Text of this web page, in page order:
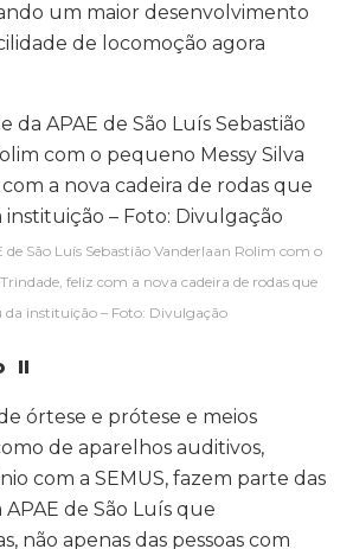
um maior desenvolvimento
de locomoção agora
de São Luís Sebastião Vanderlaan Rolim com o
feliz com a nova cadeira de rodas que
da instituição – Foto: Divulgação
II
órtese e prótese e meios
de aparelhos auditivos,
com a SEMUS, fazem parte das
APAE de São Luís que
não apenas das pessoas com